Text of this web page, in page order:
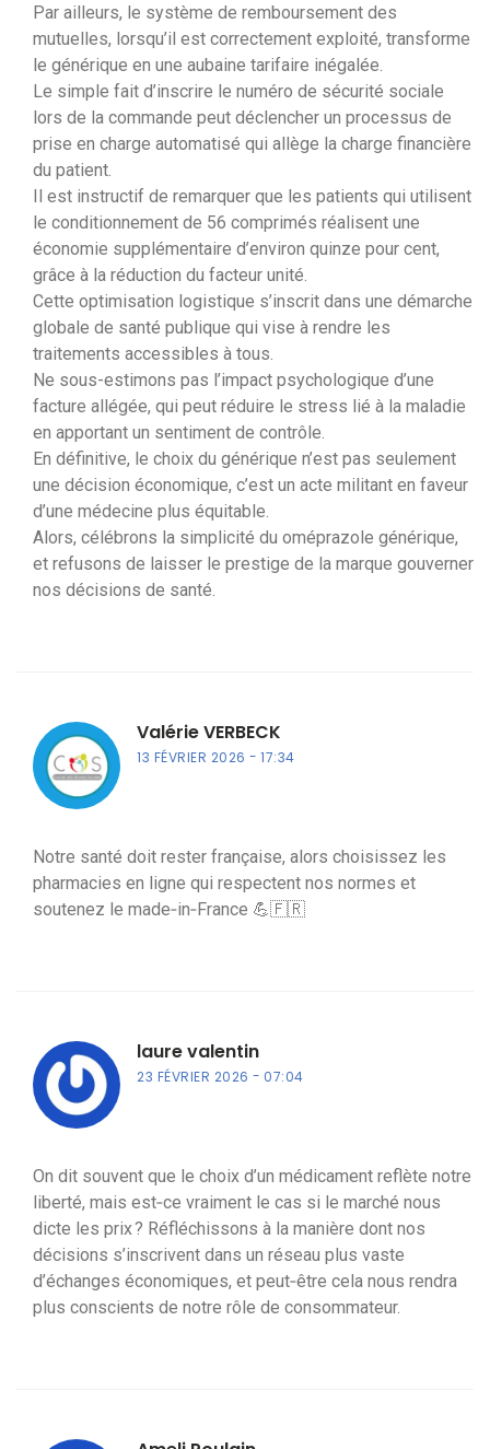
Par ailleurs, le système de remboursement des
mutuelles, lorsqu’il est correctement exploité, transforme
le générique en une aubaine tarifaire inégalée.
Le simple fait d’inscrire le numéro de sécurité sociale
lors de la commande peut déclencher un processus de
prise en charge automatisé qui allège la charge financière
du patient.
Il est instructif de remarquer que les patients qui utilisent
le conditionnement de 56 comprimés réalisent une
économie supplémentaire d’environ quinze pour cent,
grâce à la réduction du facteur unité.
Cette optimisation logistique s’inscrit dans une démarche
globale de santé publique qui vise à rendre les
traitements accessibles à tous.
Ne sous-estimons pas l’impact psychologique d’une
facture allégée, qui peut réduire le stress lié à la maladie
en apportant un sentiment de contrôle.
En définitive, le choix du générique n’est pas seulement
une décision économique, c’est un acte militant en faveur
d’une médecine plus équitable.
Alors, célébrons la simplicité du oméprazole générique,
et refusons de laisser le prestige de la marque gouverner
nos décisions de santé.
Valérie VERBECK
13 FÉVRIER 2026 17:34
Notre santé doit rester française, alors choisissez les
pharmacies en ligne qui respectent nos normes et
soutenez le made‑in‑France 💪🇫🇷
laure valentin
23 FÉVRIER 2026 07:04
On dit souvent que le choix d’un médicament reflète notre
liberté, mais est‑ce vraiment le cas si le marché nous
dicte les prix ? Réfléchissons à la manière dont nos
décisions s’inscrivent dans un réseau plus vaste
d’échanges économiques, et peut‑être cela nous rendra
plus conscients de notre rôle de consommateur.